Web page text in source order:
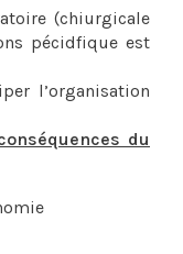
(chiurgicale
pécidfique est
l’organisation
du